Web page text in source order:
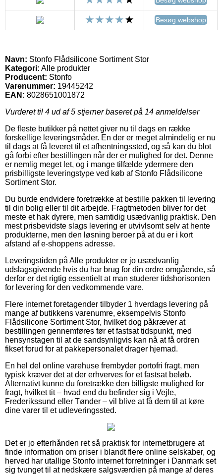
Besøg webshop
Navn: Stonfo Flådsilicone Sortiment Stor
Kategori: Alle produkter
Producent: Stonfo
Varenummer: 19445242
EAN: 8028651001872
Vurderet til 4 ud af 5 stjerner baseret på 14 anmeldelser
De fleste butikker på nettet giver nu til dags en række
forskellige leveringsmåder. En der er meget almindelig er nu
til dags at få leveret til et afhentningssted, og så kan du blot
gå forbi efter bestillingen når der er mulighed for det. Denne
er nemlig meget let, og i mange tilfælde ydermere den
prisbilligste leveringstype ved køb af Stonfo Flådsilicone
Sortiment Stor.
Du burde endvidere foretrække at bestille pakken til levering
til din bolig eller til dit arbejde. Fragtmetoden bliver for det
meste et hak dyrere, men samtidig usædvanlig praktisk. Den
mest prisbevidste slags levering er utvivlsomt selv at hente
produkterne, men den løsning beroer på at du er i kort
afstand af e-shoppens adresse.
Leveringstiden på Alle produkter er jo usædvanlig
udslagsgivende hvis du har brug for din ordre omgående, så
derfor er det rigtig essentielt at man studerer tidshorisonten
for levering for den vedkommende vare.
Flere internet foretagender tilbyder 1 hverdags levering på
mange af butikkens varenumre, eksempelvis Stonfo
Flådsilicone Sortiment Stor, hvilket dog påkræver at
bestillingen gennemføres før et fastsat tidspunkt, med
hensynstagen til at de sandsynligvis kan nå at få ordren
fikset forud for at pakkepersonalet drager hjemad.
En hel del online varehuse frembyder portofri fragt, men
typisk kræver det at der erhverves for et fastsat beløb.
Alternativt kunne du foretrække den billigste mulighed for
fragt, hvilket tit – hvad end du befinder sig i Vejle,
Frederikssund eller Tønder – vil blive at få dem til at køre
dine varer til et udleveringssted.
Det er jo efterhånden ret så praktisk for internetbrugere at
finde information om priser i blandt flere online selskaber, og
herved har utallige Stonfo internet forretninger i Danmark set
sig tvunget til at nedskære salgsværdien på mange af deres